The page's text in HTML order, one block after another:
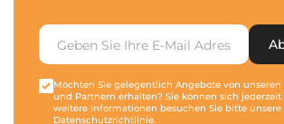
Möchten Sie gelegentlich Angebote von
und Partnern erhalten? Sie können sich
weitere Informationen besuchen Sie bitte unsere
Datenschutzrichtlinie.